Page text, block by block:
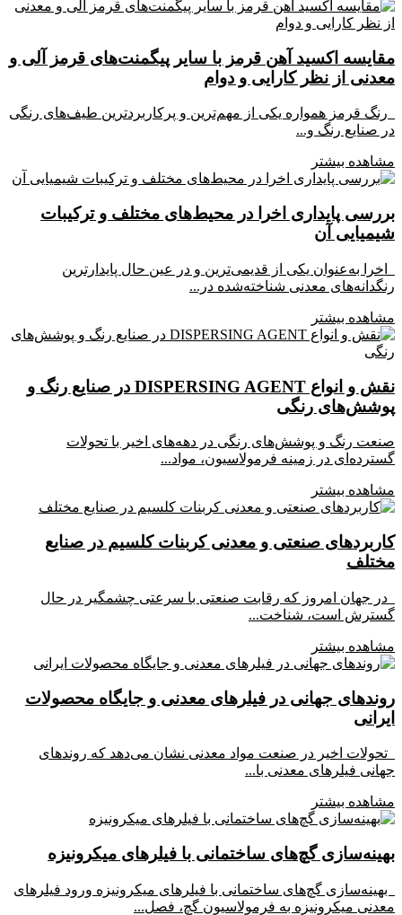
مقایسه اکسید آهن قرمز با سایر پیگمنت‌های قرمز آلی و
معدنی از نظر کارایی و دوام
رنگ قرمز همواره یکی از مهم‌ترین و پرکاربردترین طیف‌های رنگی
در صنایع رنگ و...
مشاهده بیشتر
بررسی پایداری اخرا در محیط‌های مختلف و ترکیبات
شیمیایی آن
اخرا به‌عنوان یکی از قدیمی‌ترین و در عین حال پایدارترین
رنگدانه‌های معدنی شناخته‌شده در...
مشاهده بیشتر
نقش و انواع DISPERSING AGENT در صنایع رنگ و
پوشش‌های رنگی
صنعت رنگ و پوشش‌های رنگی در دهه‌های اخیر با تحولات
گسترده‌ای در زمینه فرمولاسیون، مواد...
مشاهده بیشتر
کاربردهای صنعتی و معدنی کربنات کلسیم در صنایع
مختلف
در جهان امروز که رقابت صنعتی با سرعتی چشمگیر در حال
گسترش است، شناخت...
مشاهده بیشتر
روندهای جهانی در فیلرهای معدنی و جایگاه محصولات
ایرانی
تحولات اخیر در صنعت مواد معدنی نشان می‌دهد که روندهای
جهانی فیلرهای معدنی با...
مشاهده بیشتر
بهینه‌سازی گچ‌های ساختمانی با فیلرهای میکرونیزه
بهینه‌سازی گچ‌های ساختمانی با فیلرهای میکرونیزه ورود فیلرهای
معدنی میکرونیزه به فرمولاسیون گچ، فصل...